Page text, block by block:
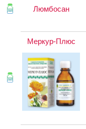
Люмбосан
Меркур-Плюс